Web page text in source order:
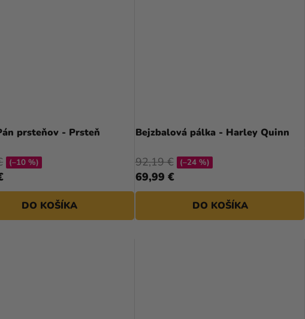
prsteňov - Prsteň
(–10 %)
DO KOŠÍKA
Bejzbalová pálka - Harley Quinn
69,99 €
92,19 € (–24 %)
DO KOŠÍKA